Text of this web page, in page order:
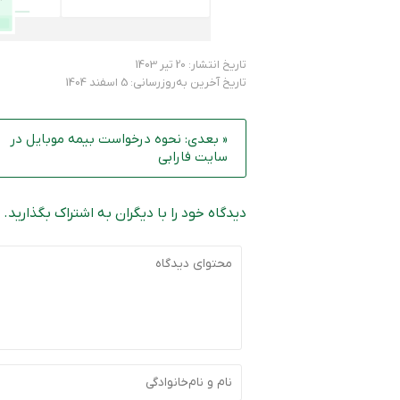
تاریخ انتشار: 20 تیر 1403
تاریخ آخرین به‌روزرسانی: 5 اسفند 1404
« بعدی: نحوه درخواست بیمه موبایل در
سایت فارابی
دیدگاه خود را با دیگران به اشتراک بگذارید.